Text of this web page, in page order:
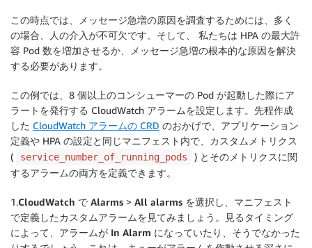
この時点では、メッセージ急増の原因を調査するためには、多く
の場合、人の介入が不可欠です。そして、 私たちは HPA の最大許
容 Pod 数を増加させるか、メッセージ急増の根本的な原因を解決
する必要があります。
この例では、8 個以上のコンシューマーの Pod が起動した際にア
ラートを発行する CloudWatch アラームを設定します。先程作成
した CloudWatch アラームの CRD のおかげで、アプリケーション
定義や HPA の設定と同じマニフェスト内で、カスタムメトリクス
(
service_number_of_running_pods
) とそのメトリクスに関
するアラームの両方を定義できます。
1.CloudWatch で Alarms > All alarms を選択し、マニフェスト
で定義したカスタムアラームを見てみましょう。見るタイミング
によって、アラームが In Alarm になっていたり、そうでなかった